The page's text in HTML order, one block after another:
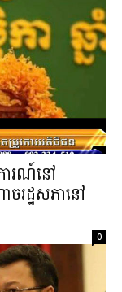
ារណ៍នៅ
រដ្ឋសភានៅ
0